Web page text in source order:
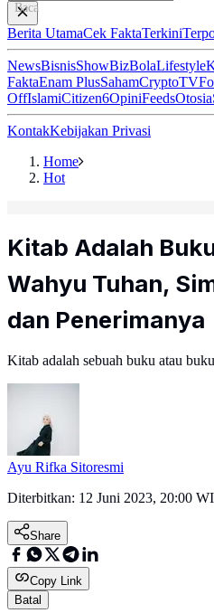
Baca lebih cepa
Berita UtamaCek FaktaTerkini
NewsBisnisShowBizBolaLifestyle
FaktaEnam PlusSahamCryptoTV
OffIslamiCitizen6OpiniFeedsOtosia
KontakKebijakan Privasi
Home
Hot
Kitab Adalah
Wahyu Tuhan,
dan Penerimanya
Kitab adalah sebuah buku atau
Ayu Rifka Sitoresmi
Diterbitkan: 12 Juni 2023, 20:00
Share
Copy Link
Batal